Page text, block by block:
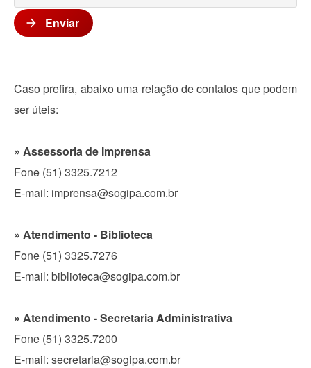
arrow_forward Enviar
Caso prefira, abaixo uma relação de contatos que podem
ser úteis:
» Assessoria de Imprensa
Fone (51) 3325.7212
E-mail: imprensa@sogipa.com.br
» Atendimento - Biblioteca
Fone (51) 3325.7276
E-mail: biblioteca@sogipa.com.br
» Atendimento - Secretaria Administrativa
Fone (51) 3325.7200
E-mail: secretaria@sogipa.com.br